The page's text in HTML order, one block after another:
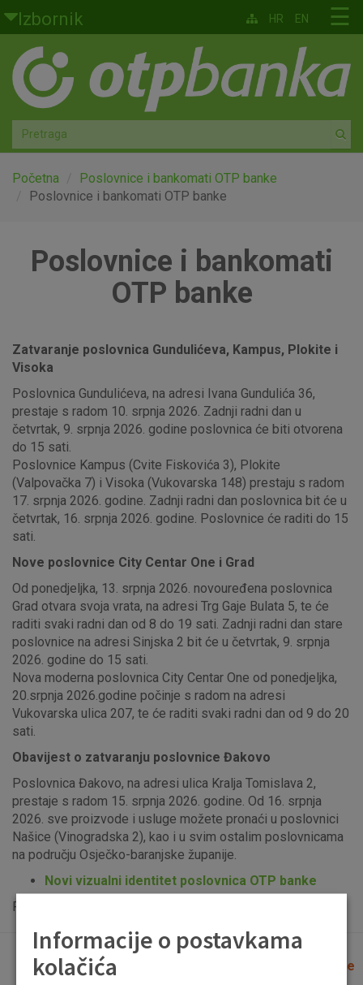
Skoči na glavni sadržaj
Izbornik
Građani
Privatno bankarstvo
Agro
Mala poduzeća i obrtnici
Globalna tržišta
☰
HR EN
Početna
Poslovnice i bankomati OTP banke
Poslovnice i bankomati OTP banke
Poslovnice i bankomati
OTP banke
Zatvaranje poslovnica Gundulićeva, Kampus, Plokite i
Visoka
Poslovnica Gundulićeva, na adresi Ivana Gundulića 36,
prestaje s radom 10. srpnja 2026. Zadnji radni dan u
četvrtak, 9. srpnja 2026. godine poslovnica će biti otvorena
do 15 sati.
Poslovnice Kampus (Cvite Fiskovića 3), Plokite
(Valpovačka 7) i Visoka (Vukovarska 148) prestaju s radom
17. srpnja 2026. godine. Zadnji radni dan poslovnica bit će u
četvrtak, 16. srpnja 2026. godine. Poslovnice će raditi do 15
sati.
Nove poslovnice City Centar One i Grad
Od ponedjeljka, 13. srpnja 2026. novouređena poslovnica
Grad otvara svoja vrata, na adresi Trg Gaje Bulata 5, te će
raditi svaki radni dan od 8 do 19 sati. Zadnji radni dan stare
poslovnice na adresi Sinjska 2 bit će u četvrtak, 9. srpnja
2026. godine do 15 sati.
Nova moderna poslovnica City Centar One od ponedjeljka,
20.srpnja 2026.godine počinje s radom na adresi
Vukovarska ulica 207, te će raditi svaki radni dan od 9 do 20
sati.
Obavijest o zatvaranju poslovnice Đakovo
Poslovnica Đakovo, na adresi ulica Kralja Tomislava 2,
prestaje s radom 15. srpnja 2026. godine. Od 16. srpnja
2026. sve proizvode i usluge možete pronaći u poslovnici
Našice (Vinogradska 2), kao i u svim ostalim poslovnicama
na području Osječko-baranjske županije.
Novi vizualni identitet poslovnica OTP banke
Popis uplatno-isplatnih bankomata možete vidjeti
Lista poslovnica i bankomata Očisti filtere
Informacije o postavkama
kolačića